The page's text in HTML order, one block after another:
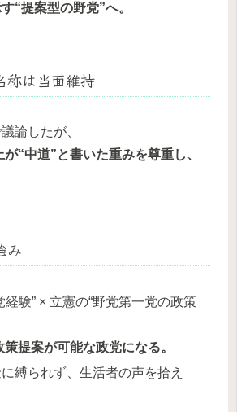
“提案型の野党”へ。
は当面維持
論したが、
が“中道”と書いた重みを尊重し、
み
経験” × 立憲の“野党第一党の政策
提案が可能な政党になる。
縛られず、生活者の声を拾え